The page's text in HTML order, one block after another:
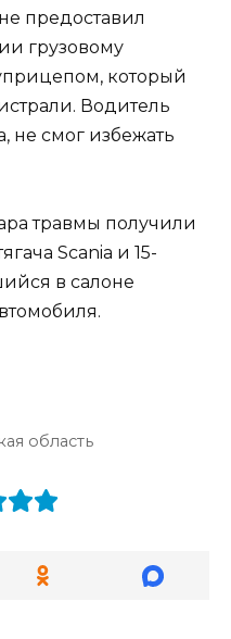
предоставил
грузовому
который
Водитель
не смог избежать
травмы получили
Scania и 15-
в салоне
область